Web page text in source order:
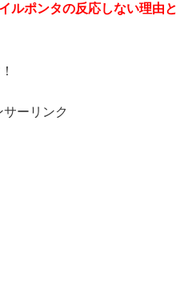
ルポンタの反応しない理由と
サーリンク